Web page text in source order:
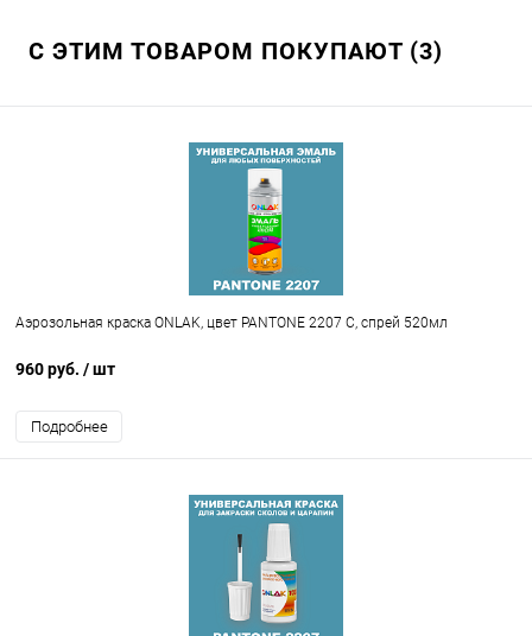
С ЭТИМ ТОВАРОМ ПОКУПАЮТ (3)
Аэрозольная краска ONLAK, цвет PANTONE 2207 C, спрей 520мл
960 руб. / шт
Подробнее